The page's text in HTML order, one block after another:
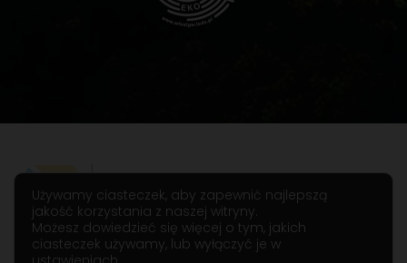
Używamy ciasteczek, aby zapewnić najlepszą
jakość korzystania z naszej witryny.
Możesz dowiedzieć się więcej o tym, jakich
ciasteczek używamy, lub wyłączyć je w